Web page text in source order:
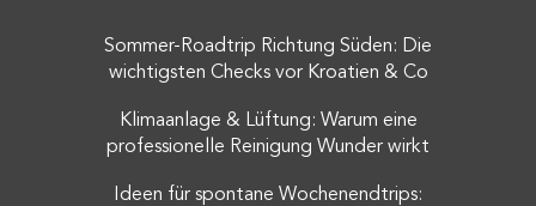
Sommer-Roadtrip Richtung Süden: Die
wichtigsten Checks vor Kroatien & Co
Klimaanlage & Lüftung: Warum eine
professionelle Reinigung Wunder wirkt
Ideen für spontane Wochenendtrips: